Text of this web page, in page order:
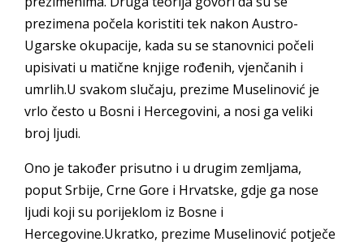
prezimena počela koristiti tek nakon Austro-
Ugarske okupacije, kada su se stanovnici počeli
upisivati u matične knjige rođenih, vjenčanih i
umrlih.U svakom slučaju, prezime Muselinović je
vrlo često u Bosni i Hercegovini, a nosi ga veliki
broj ljudi.
Ono je također prisutno i u drugim zemljama,
poput Srbije, Crne Gore i Hrvatske, gdje ga nose
ljudi koji su porijeklom iz Bosne i
Hercegovine.Ukratko, prezime Muselinović potječe